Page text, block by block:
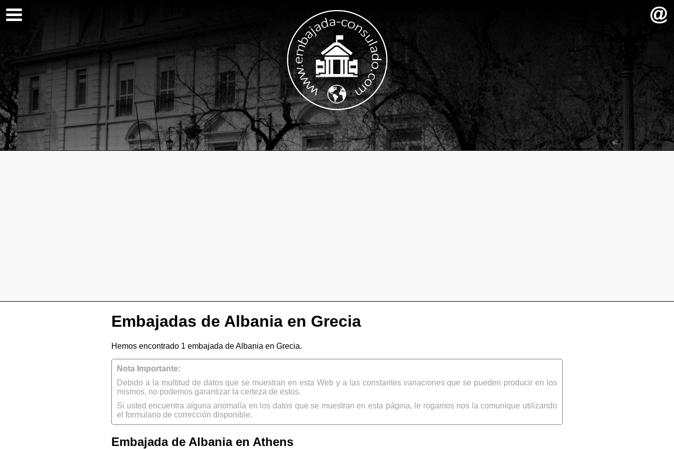
Embajadas de Albania en Grecia
Hemos encontrado 1 embajada de Albania en Grecia.
Nota Importante:
Debido a la multitud de datos que se muestran en esta Web y a las constantes variaciones que se pueden producir en los
mismos, no podemos garantizar la certeza de estos.
Si usted encuentra alguna anomalía en los datos que se muestran en esta página, le rogamos nos la comunique utilizando
el formulario de corrección disponible.
Embajada de Albania en Athens